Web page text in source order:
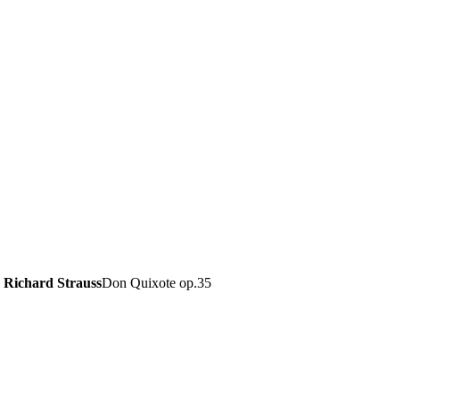
Richard StraussDon Quixote op.35